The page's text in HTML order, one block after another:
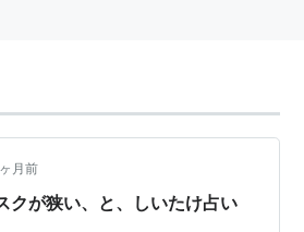
月前
クが狭い、と、しいたけ占い